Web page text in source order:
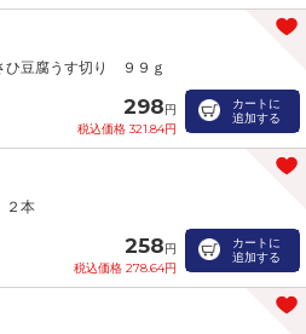
豆腐うす切り ９９ｇ
298円
税込価格 321.84円
カートに
追加する
本
258円
税込価格 278.64円
カートに
追加する